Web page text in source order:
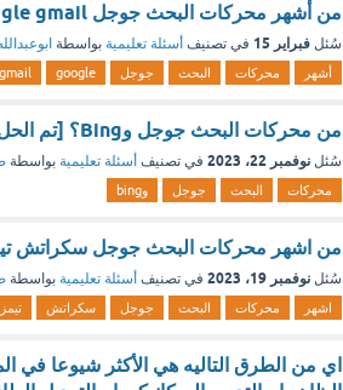
من أشهر محركات البحث جوجل google gmailالبريد جيميل gmail ؟ - مع الشرح
سُئل فبراير 15 في تصنيف أسئلة تعليمية بواسطة
أشهر محركات البحث جوجل google gmailالبريد
من محركات البحث جوجل وBing؟ [تم الحل]
سُئل نوفمبر 22، 2023 في تصنيف أسئلة تعليمية بواسطة
محركات البحث جوجل وbing
من اشهر محركات البحث جوجل سكراتش
سُئل نوفمبر 19، 2023 في تصنيف أسئلة تعليمية بواسطة
اشهر محركات البحث جوجل سكراتش تيمز
اي من الطرق التاليه هي الأكثر شيوعا في